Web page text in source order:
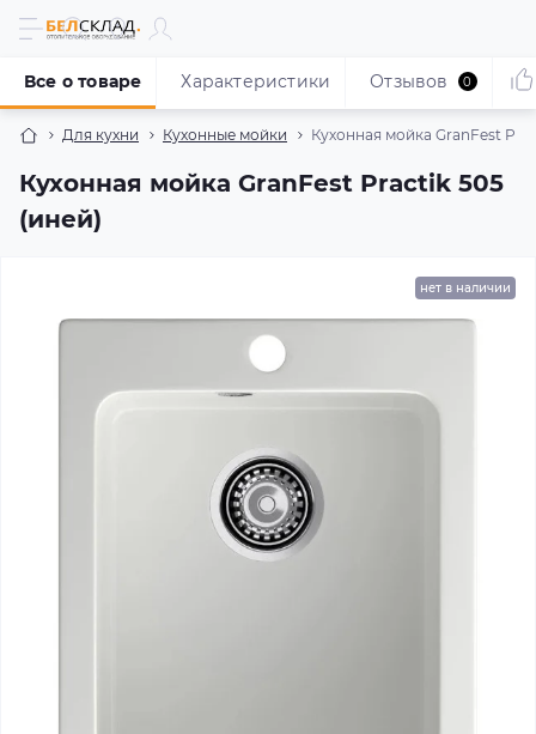
Для кухни Кухонные мойки Кухонная мойка GranFest
Кухонная мойка GranFest Practik 505
(иней)
Все о товаре Характеристики Отзывов 0
нет в наличии